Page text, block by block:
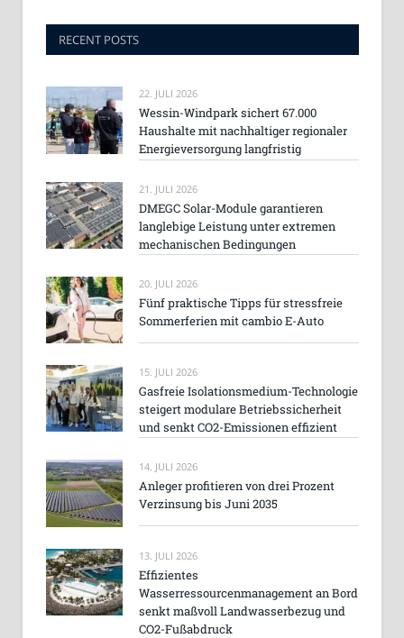
RECENT POSTS
22. JULI 2026
Wessin-Windpark sichert 67.000
Haushalte mit nachhaltiger regionaler
Energieversorgung langfristig
21. JULI 2026
DMEGC Solar-Module garantieren
langlebige Leistung unter extremen
mechanischen Bedingungen
20. JULI 2026
Fünf praktische Tipps für stressfreie
Sommerferien mit cambio E-Auto
15. JULI 2026
Gasfreie Isolationsmedium-Technologie
steigert modulare Betriebssicherheit
und senkt CO2-Emissionen effizient
14. JULI 2026
Anleger profitieren von drei Prozent
Verzinsung bis Juni 2035
13. JULI 2026
Effizientes
Wasserressourcenmanagement an Bord
senkt maßvoll Landwasserbezug und
CO2-Fußabdruck